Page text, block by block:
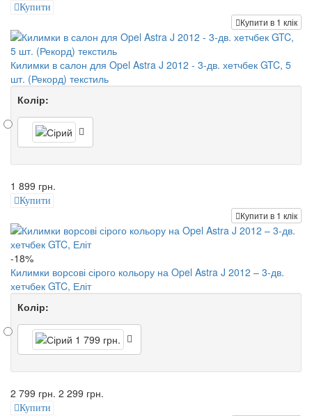
Купити
Купити в 1 клік
Килимки в салон для Opel Astra J 2012 - 3-дв. хетчбек GTC, 5
шт. (Рекорд) текстиль
Колір:
1 899 грн.
Купити
Купити в 1 клік
-18%
Килимки ворсові сірого кольору на Opel Astra J 2012 – 3-дв.
хетчбек GTC, Еліт
Колір:
2 799 грн. 2 299 грн.
Купити